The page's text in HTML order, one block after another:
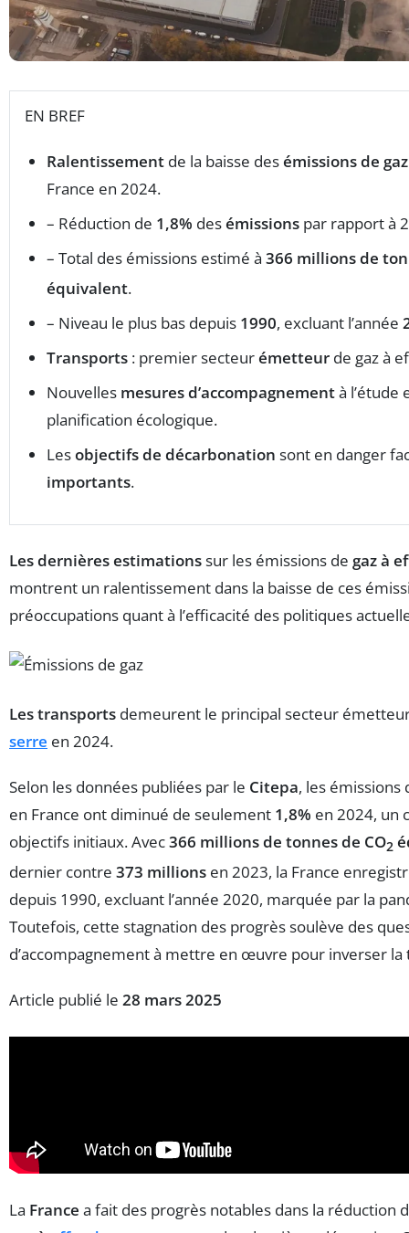
EN BREF
Ralentissement de la baisse desémissions de
France en 2024.
– Réduction de 1,8% desémissions par rapport à
– Total des émissions estimé à 366 millions de
équivalent.
– Niveau le plus bas depuis 1990, excluant l’année
Transports : premier secteurémetteur de gaz à
Nouvelles mesures d’accompagnementà l’étude
planification écologique.
Lesobjectifs de décarbonation sont en danger
importants.
Les dernières estimationssur les émissions de gaz à
montrent un ralentissement dans la baisse de ces
préoccupations quant à l’efficacité des politiques
Les transports demeurent le principal secteur
serre en 2024.
Selon les données publiées par le Citepa, les émissions
en France ont diminué de seulement 1,8% en 2024, un
objectifs initiaux. Avec366 millions de tonnes de CO2
dernier contre 373 millions en 2023, la France
depuis 1990, excluant l’année 2020, marquée par la
Toutefois, cette stagnation des progrès soulève des
d’accompagnement à mettre en œuvre pour inverser la
Article publié le 28 mars 2025
La France a fait des progrès notables dans la réduction